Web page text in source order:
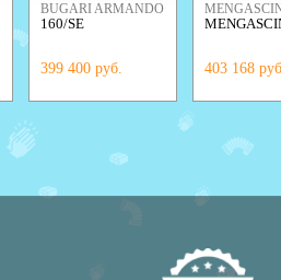
BUGARI ARMANDO
160/SE
399 400 руб. 403 168